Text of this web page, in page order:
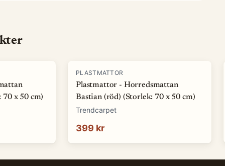
70 x 50 cm)
PLASTMATTOR
Plastmattor - Horredsmattan
Bastian (röd) (Storlek: 70 x 50 cm)
Trendcarpet
399 kr